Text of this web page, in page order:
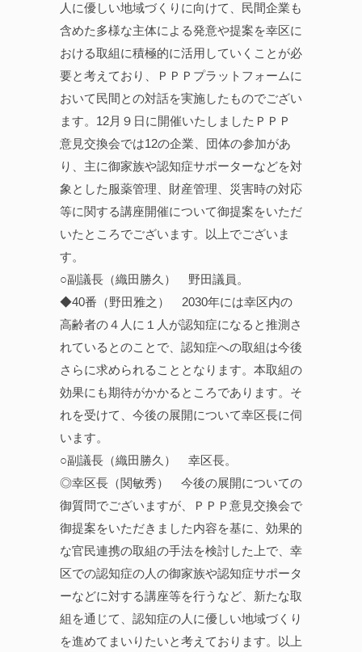
人に優しい地域づくりに向けて、民間企業も
含めた多様な主体による発意や提案を幸区に
おける取組に積極的に活用していくことが必
要と考えており、ＰＰＰプラットフォームに
おいて民間との対話を実施したものでござい
ます。12月９日に開催いたしましたＰＰＰ
意見交換会では12の企業、団体の参加があ
り、主に御家族や認知症サポーターなどを対
象とした服薬管理、財産管理、災害時の対応
等に関する講座開催について御提案をいただ
いたところでございます。以上でございま
す。
○副議長（織田勝久） 野田議員。
◆40番（野田雅之） 2030年には幸区内の
高齢者の４人に１人が認知症になると推測さ
れているとのことで、認知症への取組は今後
さらに求められることとなります。本取組の
効果にも期待がかかるところであります。そ
れを受けて、今後の展開について幸区長に伺
います。
○副議長（織田勝久） 幸区長。
◎幸区長（関敏秀） 今後の展開についての
御質問でございますが、ＰＰＰ意見交換会で
御提案をいただきました内容を基に、効果的
な官民連携の取組の手法を検討した上で、幸
区での認知症の人の御家族や認知症サポータ
ーなどに対する講座等を行うなど、新たな取
組を通じて、認知症の人に優しい地域づくり
を進めてまいりたいと考えております。以上